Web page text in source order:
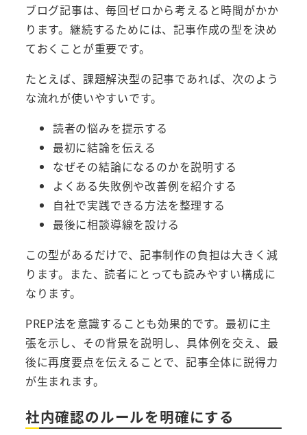
ブログ記事は、毎回ゼロから考えると時間がかか
ります。継続するためには、記事作成の型を決め
ておくことが重要です。
たとえば、課題解決型の記事であれば、次のよう
な流れが使いやすいです。
読者の悩みを提示する
最初に結論を伝える
なぜその結論になるのかを説明する
よくある失敗例や改善例を紹介する
自社で実践できる方法を整理する
最後に相談導線を設ける
この型があるだけで、記事制作の負担は大きく減
ります。また、読者にとっても読みやすい構成に
なります。
PREP法を意識することも効果的です。最初に主
張を示し、その背景を説明し、具体例を交え、最
後に再度要点を伝えることで、記事全体に説得力
が生まれます。
社内確認のルールを明確にする